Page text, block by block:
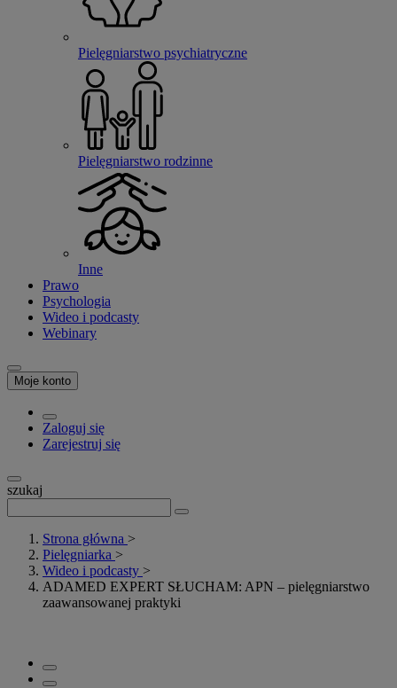
Pielęgniarstwo psychiatryczne
Pielęgniarstwo rodzinne
Inne
Prawo
Psychologia
Wideo i podcasty
Webinary
Moje konto
Zaloguj się
Zarejestruj się
szukaj
Strona główna >
Pielęgniarka >
Wideo i podcasty >
ADAMED EXPERT SŁUCHAM: APN – pielęgniarstwo
zaawansowanej praktyki